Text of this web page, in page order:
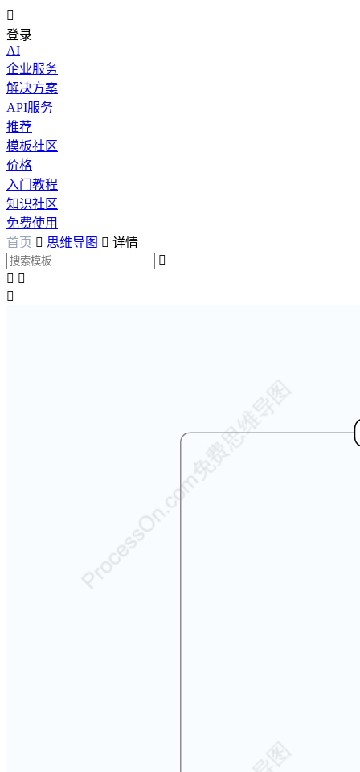

登录
AI
企业服务
解决方案
API服务
推荐
模板社区
价格
入门教程
知识社区
免费使用
首页  思维导图  详情

 
